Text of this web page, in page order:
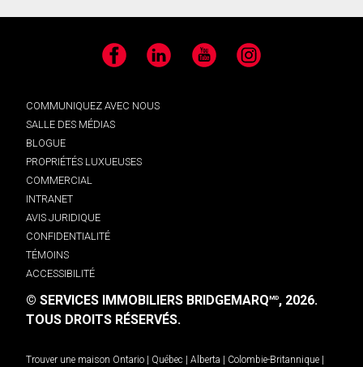
Facebook LinkedIn YouTube Instagram
COMMUNIQUEZ AVEC NOUS
SALLE DES MÉDIAS
BLOGUE
PROPRIÉTÉS LUXUEUSES
COMMERCIAL
INTRANET
AVIS JURIDIQUE
CONFIDENTIALITÉ
TÉMOINS
ACCESSIBILITÉ
© SERVICES IMMOBILIERS BRIDGEMARQMD, 2026.
TOUS DROITS RÉSERVÉS.
Trouver une maison Ontario Québec Alberta Colombie-Britannique